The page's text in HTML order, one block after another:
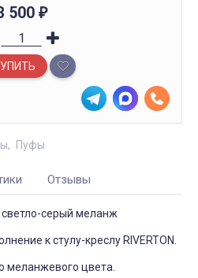
500 ₽
Пуфы
Отзывы
светло-серый меланж
к стулу-креслу RIVERTON.
меланжевого цвета.